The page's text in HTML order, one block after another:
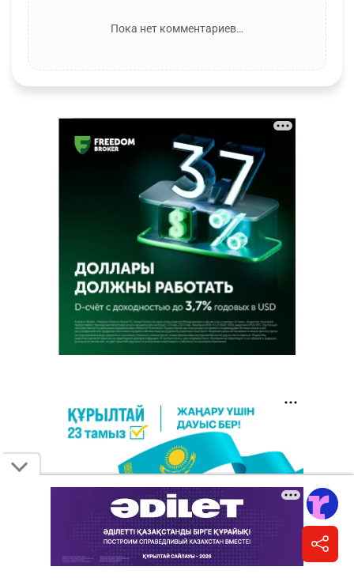
Пока нет комментариев…
официально
Более 2000 грантов дополнительно
выделили вузы для абитуриентов 2026